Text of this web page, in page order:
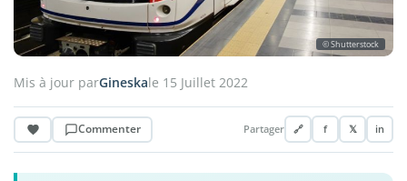
© Shutterstock
Mis à jour parGineskale 15 Juillet 2022
Commenter Partager 🔗 f 𝕏 in